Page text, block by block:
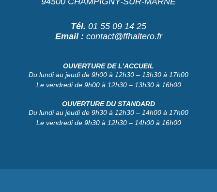
Tél. 01 55 09 14 25
Email : contact@ffhaltero.fr
OUVERTURE DE L’ACCUEIL
Du lundi au jeudi de 9h00 à 12h30 – 13h30 à 17h00
Le vendredi de 9h00 à 12h30 – 13h30 à 16h00
OUVERTURE DU STANDARD
Du lundi au jeudi de 9h30 à 12h30 – 14h00 à 17h00
Le vendredi de 9h30 à 12h30 – 14h00 à 16h00